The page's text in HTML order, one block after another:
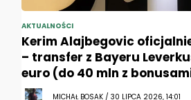
AKTUALNOŚCI
Kerim Alajbegovic
– transfer z Bayeru
euro (do 40 mln z
MICHAŁ BOSAK / 30 LIPCA 2026, 14:01